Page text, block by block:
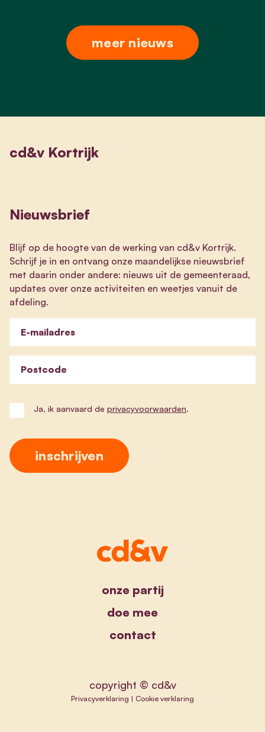
meer nieuws
cd&v Kortrijk
Nieuwsbrief
Blijf op de hoogte van de werking van cd&v Kortrijk.
Schrijf je in en ontvang onze maandelijkse nieuwsbrief
met daarin onder andere: nieuws uit de gemeenteraad,
updates over onze activiteiten en weetjes vanuit de
afdeling.
E-mailadres
Postcode
Ja, ik aanvaard de privacyvoorwaarden.
onze partij
doe mee
contact
copyright © cd&v
Privacyverklaring | Cookie verklaring